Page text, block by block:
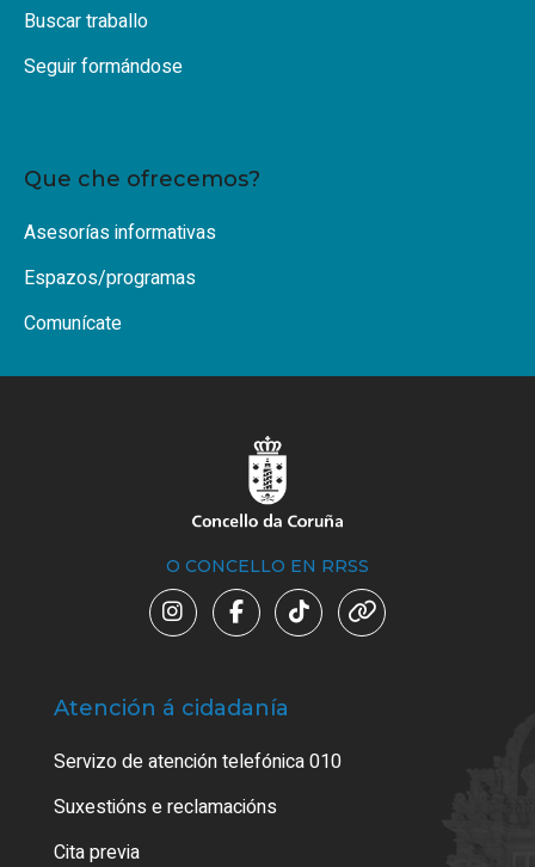
Buscar traballo
Seguir formándose
Que che ofrecemos?
Asesorías informativas
Espazos/programas
Comunícate
O CONCELLO EN RRSS
Atención á cidadanía
Servizo de atención telefónica 010
Suxestións e reclamacións
Cita previa